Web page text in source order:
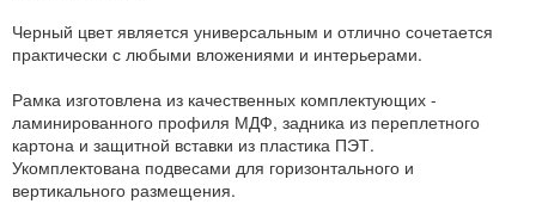
Черный цвет является универсальным и отлично сочетается
практически с любыми вложениями и интерьерами.
Рамка изготовлена из качественных комплектующих -
ламинированного профиля МДФ, задника из переплетного
картона и защитной вставки из пластика ПЭТ.
Укомплектована подвесами для горизонтального и
вертикального размещения.